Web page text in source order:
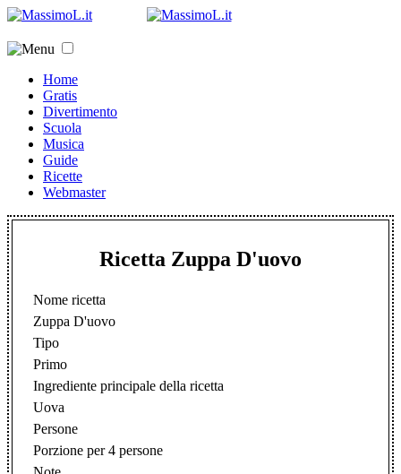
Home
Gratis
Divertimento
Scuola
Musica
Guide
Ricette
Webmaster
Ricetta Zuppa D'uovo
Nome ricetta
Zuppa D'uovo
Tipo
Primo
Ingrediente principale della ricetta
Uova
Persone
Porzione per 4 persone